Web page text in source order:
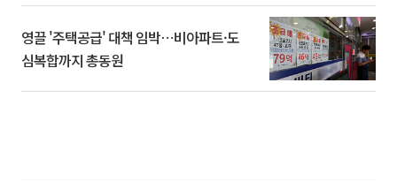
영끌 '주택공급' 대책 임박⋯비아파트·도
심복합까지 총동원